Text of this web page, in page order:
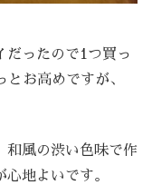
だったので1つ買っ
お高めですが、
和風の渋い色味で作
地よいです。